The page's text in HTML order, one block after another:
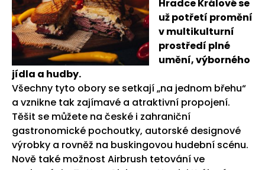
Hradce Králové se
už potřetí promění
v multikulturní
prostředí plné
umění, výborného
jídla a hudby.
Všechny tyto obory se setkají „na jednom břehu“
a vznikne tak zajímavé a atraktivní propojení.
Těšit se můžete na české i zahraniční
gastronomické pochoutky, autorské designové
výrobky a rovněž na buskingovou hudební scénu.
Nově také možnost Airbrush tetování ve